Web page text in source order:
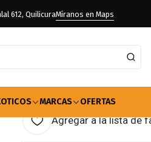
MARCAS OFERTAS
612, QuilicuraMíranos en Maps
Comprimido Simparica 20 a
Comprimido
Unidad
Agregar a la lista de